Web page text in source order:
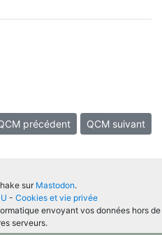
précédent QCM suivant
sur Mastodon.
- Cookies et vie privée
envoyant vos données hors de
serveurs.